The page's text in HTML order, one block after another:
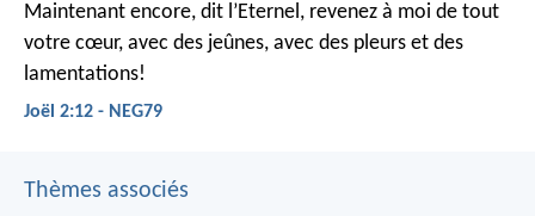
Maintenant encore, dit l’Eternel, revenez à moi de tout
votre cœur, avec des jeûnes, avec des pleurs et des
lamentations!
Joël 2:12 - NEG79
Thèmes associés